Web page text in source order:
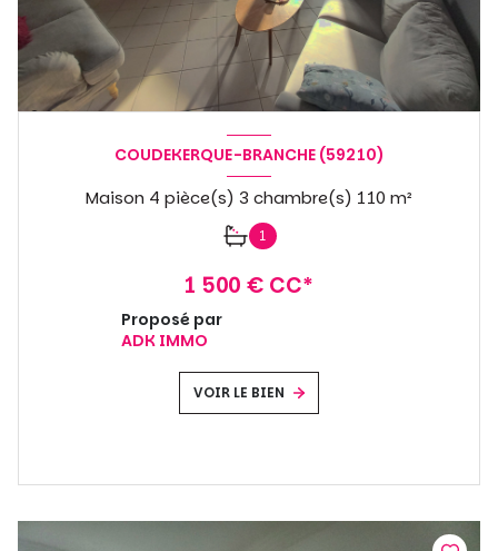
COUDEKERQUE-BRANCHE (59210)
Maison 4 pièce(s) 3 chambre(s) 110 m²
1
1 500 € CC*
Proposé par
ADK IMMO
VOIR LE BIEN